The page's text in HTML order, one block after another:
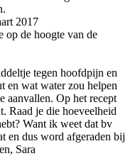
2017
op de hoogte van de
tegen hoofdpijn en
en wat water zou helpen
aanvallen. Op het recept
Raad je die hoeveelheid
Want ik weet dat bv
en dus word afgeraden bij
Sara